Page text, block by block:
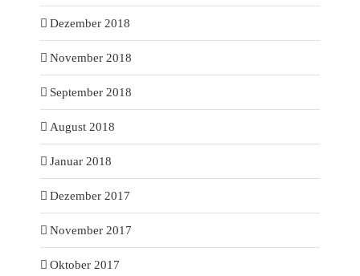
Dezember 2018
November 2018
September 2018
August 2018
Januar 2018
Dezember 2017
November 2017
Oktober 2017